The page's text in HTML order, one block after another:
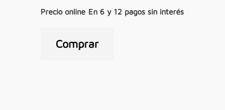
Precio online En 6 y 12 pagos sin interés
Comprar